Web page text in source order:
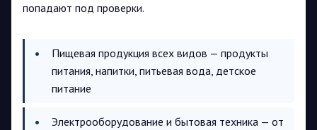
попадают под проверки.
Пищевая продукция всех видов — продукты
питания, напитки, питьевая вода, детское
питание
Электрооборудование и бытовая техника — от